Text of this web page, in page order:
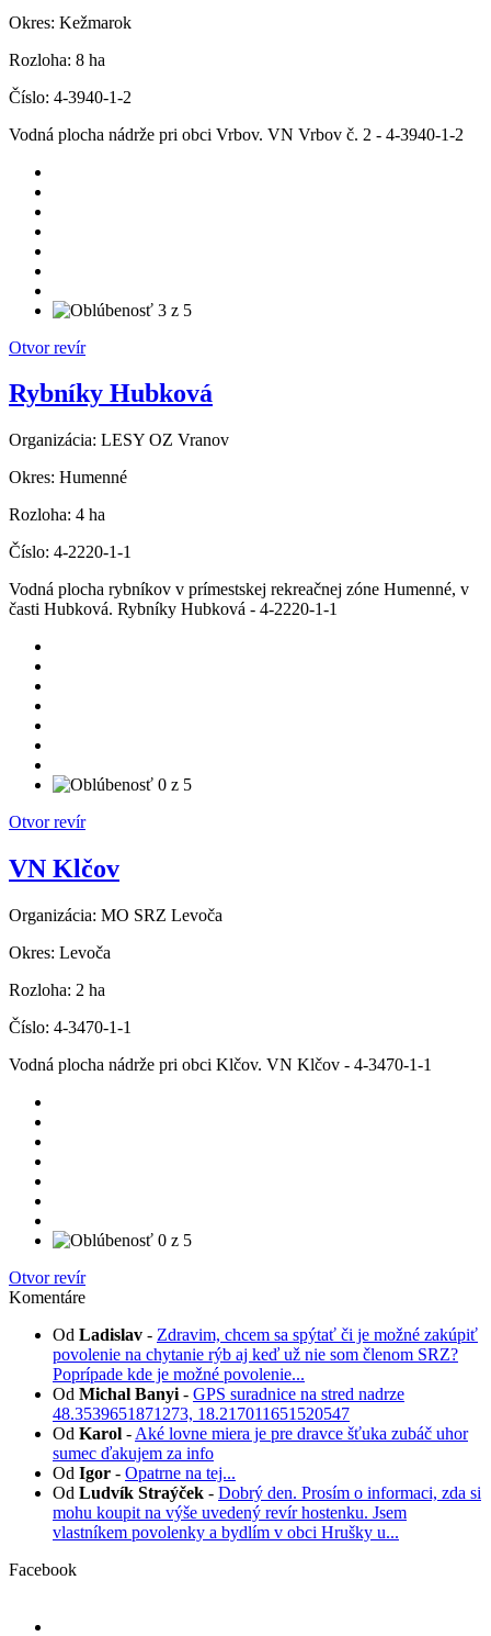
Okres: Kežmarok
Rozloha: 8 ha
Číslo: 4-3940-1-2
Vodná plocha nádrže pri obci Vrbov. VN Vrbov č. 2 - 4-3940-1-2
Otvor revír
Rybníky Hubková
Organizácia: LESY OZ Vranov
Okres: Humenné
Rozloha: 4 ha
Číslo: 4-2220-1-1
Vodná plocha rybníkov v prímestskej rekreačnej zóne Humenné, v
časti Hubková. Rybníky Hubková - 4-2220-1-1
Otvor revír
VN Klčov
Organizácia: MO SRZ Levoča
Okres: Levoča
Rozloha: 2 ha
Číslo: 4-3470-1-1
Vodná plocha nádrže pri obci Klčov. VN Klčov - 4-3470-1-1
Otvor revír
Komentáre
Od Ladislav - Zdravim, chcem sa spýtať či je možné zakúpiť
povolenie na chytanie rýb aj keď už nie som členom SRZ?
Poprípade kde je možné povolenie...
Od Michal Banyi - GPS suradnice na stred nadrze
48.3539651871273, 18.217011651520547
Od Karol - Aké lovne miera je pre dravce šťuka zubáč uhor
sumec ďakujem za info
Od Igor - Opatrne na tej...
Od Ludvík Straýček - Dobrý den. Prosím o informaci, zda si
mohu koupit na výše uvedený revír hostenku. Jsem
vlastníkem povolenky a bydlím v obci Hrušky u...
Facebook